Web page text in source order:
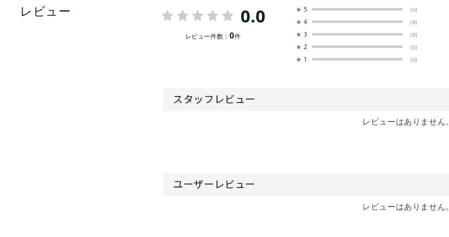
レビュー 0.0
レビュー件数：0件
★ 5 (0)
★ 4 (0)
★ 3 (0)
★ 2 (0)
★ 1 (0)
レビューはありません
レビューはありません